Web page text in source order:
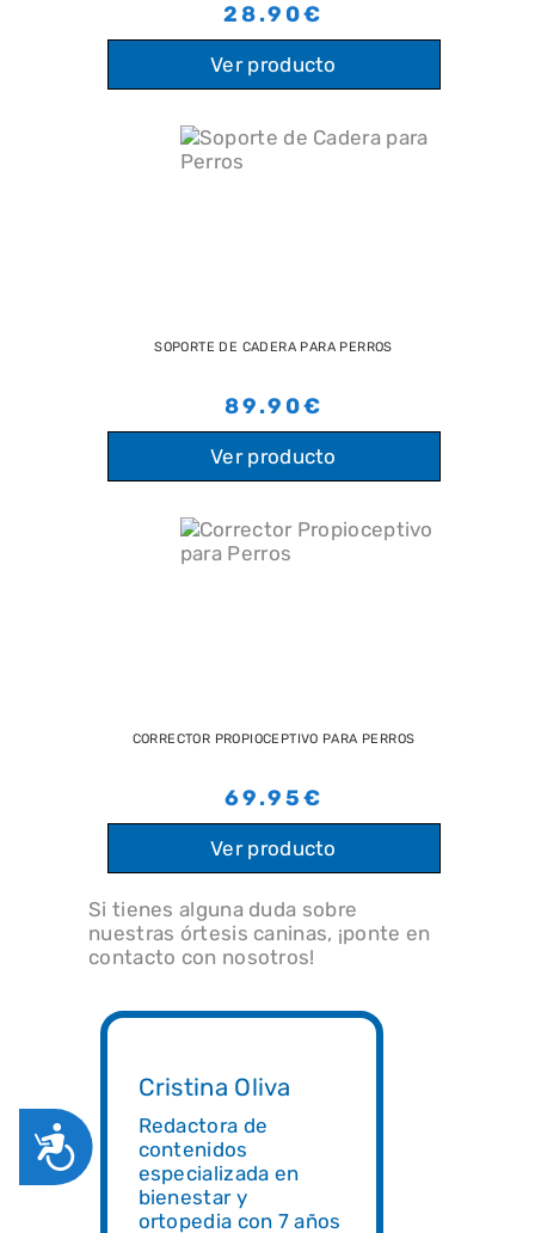
ACCESIBILIDAD
28.90€
Ver producto
SOPORTE DE CADERA PARA PERROS
89.90€
Ver producto
CORRECTOR PROPIOCEPTIVO PARA PERROS
69.95€
Ver producto
Si tienes alguna duda sobre
nuestras órtesis caninas, ¡ponte en
contacto con nosotros!
Cristina Oliva
Redactora de
contenidos
especializada en
bienestar y
ortopedia con 7 años